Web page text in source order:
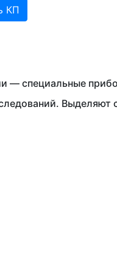
КП
— специальные